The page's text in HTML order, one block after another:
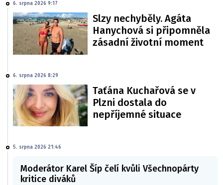
6. srpna 2026 9:17
Slzy nechyběly. Agáta
Hanychová si připomněla
zásadní životní moment
6. srpna 2026 8:29
Taťána Kuchařová se v
Plzni dostala do
nepříjemné situace
5. srpna 2026 21:46
Moderátor Karel Šíp čelí kvůli Všechnopárty
kritice diváků